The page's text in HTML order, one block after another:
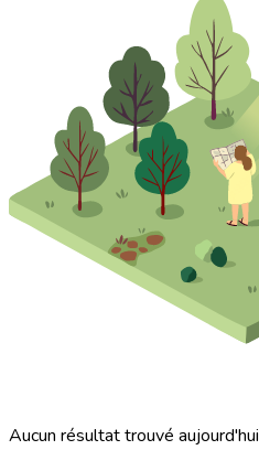
Aucun résultat trouvé aujourd'hui